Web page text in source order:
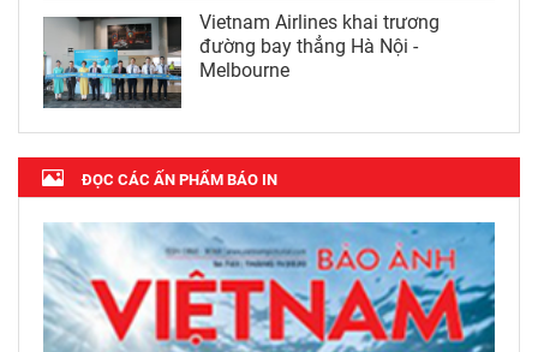
Vietnam Airlines khai trương
đường bay thẳng Hà Nội -
Melbourne
ĐỌC CÁC ẤN PHẨM BÁO IN